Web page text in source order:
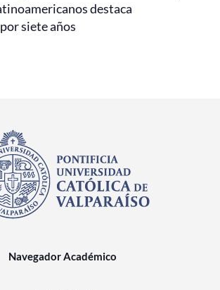
destaca
siete años
Navegador Académico